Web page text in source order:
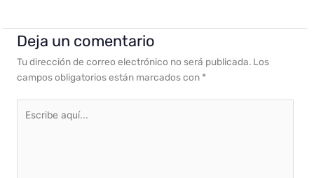
Deja un comentario
Tu dirección de correo electrónico no será publicada. Los
campos obligatorios están marcados con *
aquí...